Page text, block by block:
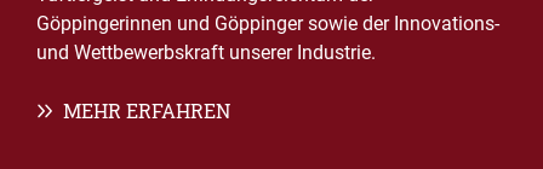
Göppingerinnen und Göppinger sowie der Innovations-
und Wettbewerbskraft unserer Industrie.
MEHR ERFAHREN